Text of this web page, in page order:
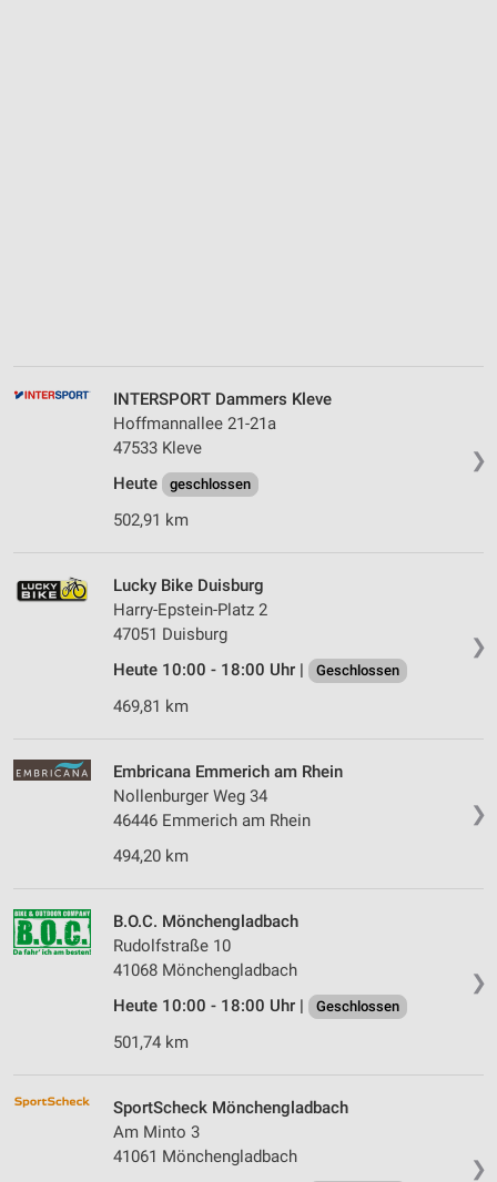
❯
INTERSPORT Dammers Kleve
Hoffmannallee 21-21a
47533 Kleve
Heute
geschlossen
502,91 km
❯
Lucky Bike Duisburg
Harry-Epstein-Platz 2
47051 Duisburg
Heute 10:00 - 18:00 Uhr |
Geschlossen
469,81 km
❯
Embricana Emmerich am Rhein
Nollenburger Weg 34
46446 Emmerich am Rhein
494,20 km
❯
B.O.C. Mönchengladbach
Rudolfstraße 10
41068 Mönchengladbach
Heute 10:00 - 18:00 Uhr |
Geschlossen
501,74 km
❯
SportScheck Mönchengladbach
Am Minto 3
41061 Mönchengladbach